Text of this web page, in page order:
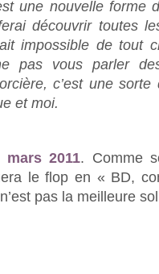
une nouvelle forme
découvrir toutes
impossible de tout
pas vous parler
c’est une
et moi.
mars 2011. Comme
le flop en « BD,
pas la meilleure